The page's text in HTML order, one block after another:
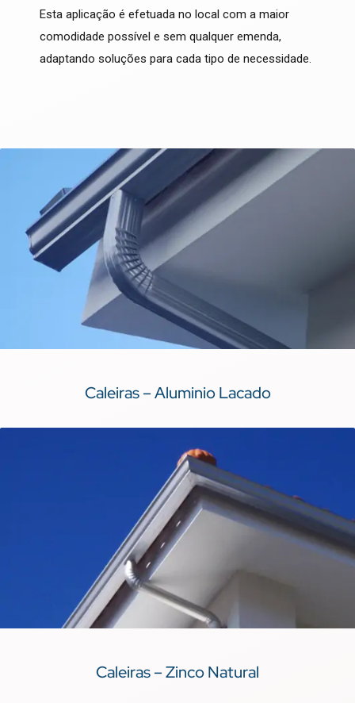
Esta aplicação é efetuada no local com a maior
comodidade possível e sem qualquer emenda,
adaptando soluções para cada tipo de necessidade.
Caleiras – Aluminio Lacado
Caleiras – Zinco Natural